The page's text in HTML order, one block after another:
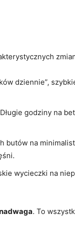
dziennie”,
godziny na
na
wycieczki na
. To